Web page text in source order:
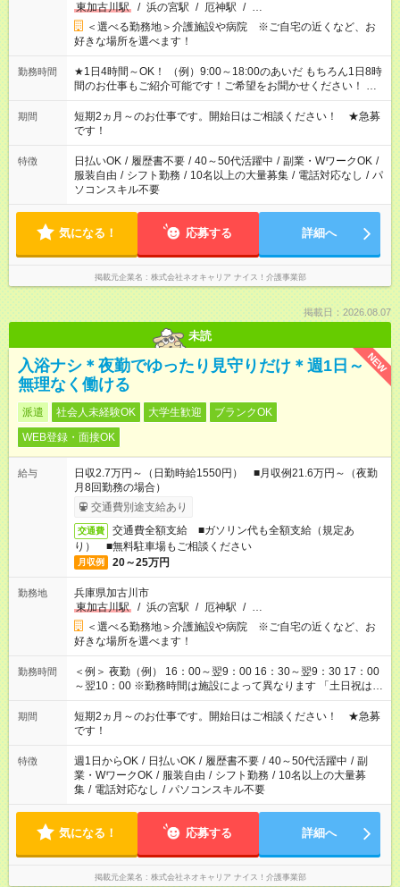
東加古川駅
/ 浜の宮駅 / 厄神駅 / …
＜選べる勤務地＞介護施設や病院 ※ご自宅の近くなど、お
好きな場所を選べます！
勤務時間
★1日4時間～OK！ （例）9:00～18:00のあいだ もちろん1日8時
間のお仕事もご紹介可能です！ご希望をお聞かせください！ ★
家庭の都合でお休みが必要な場合も遠慮なくご相談ください。
※週最低15時間以上の勤務が必要です
期間
短期2ヵ月～のお仕事です。開始日はご相談ください！ ★急募
です！
特徴 日払いOK / 履歴書不要 / 40～50代活躍中 / 副業・WワークOK /
服装自由 / シフト勤務 / 10名以上の大量募集 / 電話対応なし / パ
ソコンスキル不要
気になる！ 応募する 詳細へ
掲載元企業名 株式会社ネオキャリア ナイス！介護事業部
掲載日：2026.08.07
未読
NEW
入浴ナシ＊夜勤でゆったり見守りだけ＊週1日～
無理なく働ける
派遣 社会人未経験OK 大学生歓迎
ブランクOK
WEB登録・面接OK
給与
日収2.7万円～（日勤時給1550円） ■月収例21.6万円～（夜勤
月8回勤務の場合）
交通費別途支給あり
交通費
交通費全額支給 ■ガソリン代も全額支給（規定あ
り） ■無料駐車場もご相談ください
月収例 20～25万円
勤務地
兵庫県加古川市
東加古川駅
/ 浜の宮駅 / 厄神駅 / …
＜選べる勤務地＞介護施設や病院 ※ご自宅の近くなど、お
好きな場所を選べます！
勤務時間
＜例＞ 夜勤（例） 16：00～翌9：00 16：30～翌9：30 17：00
～翌10：00 ※勤務時間は施設によって異なります 「土日祝は休
みたい」 「しっかり稼ぎたい」 「もう少し遅い時間から始めた
い」など ご希望にあったお仕事をご案内いたします。 ※未経験
の方の場合は1～2ヶ月間は日中での仕事を経験いただき、 お
仕事に慣れてからの夜勤になります。 ★家庭の都合でお休みが
必要な場合も遠慮なくご相談ください。
期間
短期2ヵ月～のお仕事です。開始日はご相談ください！ ★急募
です！
特徴 週1日からOK / 日払いOK / 履歴書不要 / 40～50代活躍中 / 副
業・WワークOK / 服装自由 / シフト勤務 / 10名以上の大量募
集 / 電話対応なし / パソコンスキル不要
気になる！ 応募する 詳細へ
掲載元企業名 株式会社ネオキャリア ナイス！介護事業部